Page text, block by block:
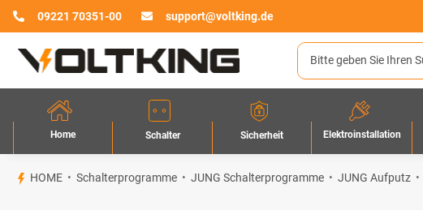
09221 70351-00 support@voltking.de
Home Schalter Sicherheit Elektroinstallation
HOME Schalterprogramme JUNG Schalterprogramme JUNG Aufputz